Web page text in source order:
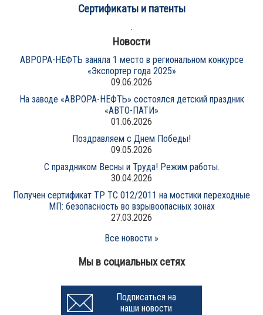
Сертификаты и патенты
Новости
АВРОРА-НЕФТЬ заняла 1 место в региональном конкурсе
«Экспортер года 2025»
09.06.2026
На заводе «АВРОРА-НЕФТЬ» состоялся детский праздник
«АВТО-ПАТИ»
01.06.2026
Поздравляем с Днем Победы!
09.05.2026
С праздником Весны и Труда! Режим работы.
30.04.2026
Получен сертификат ТР ТС 012/2011 на мостики переходные
МП: безопасность во взрывоопасных зонах
27.03.2026
Все новости »
Мы в социальных сетях
Подписаться на
наши новости